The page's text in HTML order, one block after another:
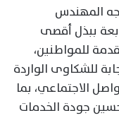
المهندس
ببذل أقصى
للمواطنين،
للشكاوى الواردة
ومنصات التواصل الاجتماعي، بما
جودة الخدمات